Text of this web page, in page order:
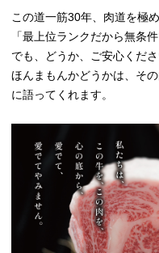
この道一筋30年、肉道を極
「最上位ランクだから無条
でも、どうか、ご安心くださ
ほんまもんかどうかは、そ
に語ってくれます。